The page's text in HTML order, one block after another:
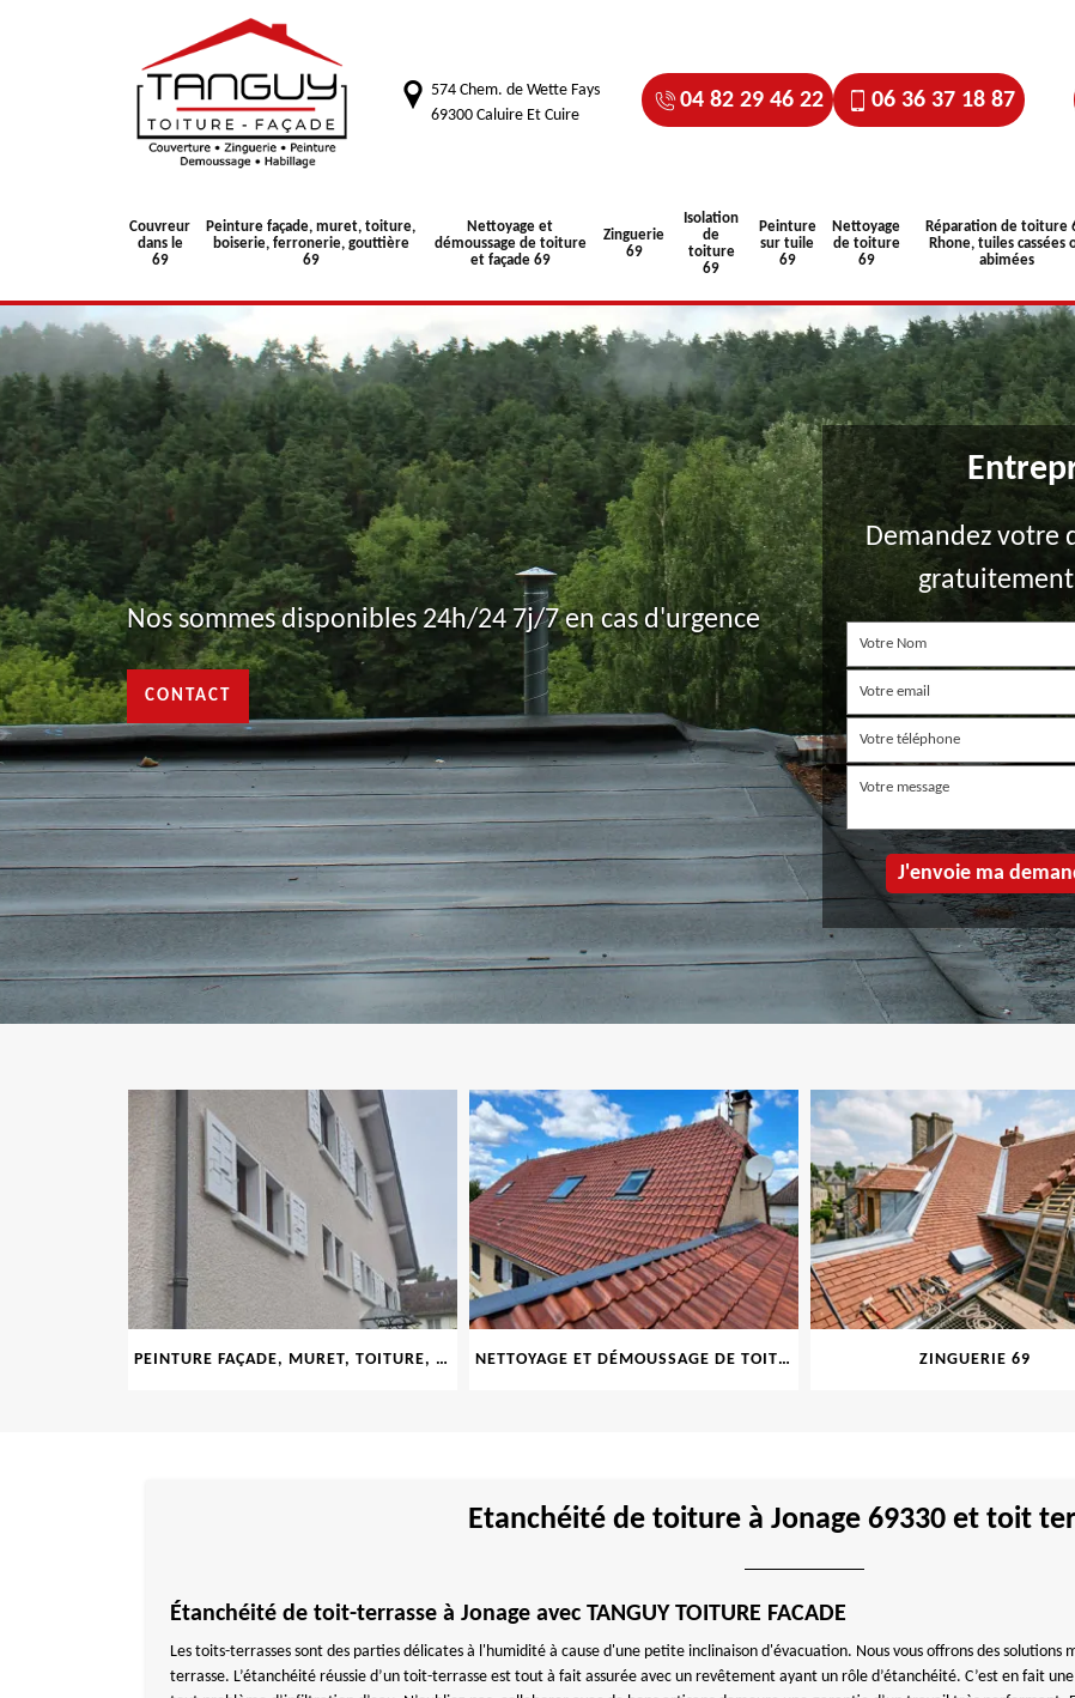
574 Chem. de Wette Fays
69300 Caluire Et Cuire
04 82 29 46 22 06 36 37 18 87
Couvreur
dans le
69
Peinture façade, muret, toiture,
boiserie, ferronerie, gouttière
69
Nettoyage et
démoussage de toiture
et façade 69
Zinguerie
69
Isolation
de
toiture
69
Peinture
sur tuile
69
Nettoyage
de toiture
69
Réparation de toiture
Rhone, tuiles cassées
abimées
Nos sommes disponibles 24h/24 7j/7 en cas d'urgence
CONTACT
Demandez votre
gratuitement
PEINTURE FAÇADE, MURET, TOITURE, BOISERIE, FERRONERIE, GOUTTIÈRE 69 NETTOYAGE ET DÉMOUSSAGE DE TOITURE ET FAÇADE 69 ZINGUERIE 69
Etanchéité de toiture à Jonage 69330 et toit
Étanchéité de toit-terrasse à Jonage avec TANGUY TOITURE FACADE
Les toits-terrasses sont des parties délicates à l'humidité à cause d'une petite inclinaison d'évacuation. Nous vous offrons des
terrasse. L’étanchéité réussie d’un toit-terrasse est tout à fait assurée avec un revêtement ayant un rôle d’étanchéité. C’est en fait